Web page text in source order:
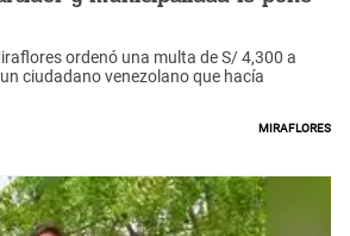
ordenó una multa de S/ 4,300 a
ciudadano venezolano que hacía
Miraflores